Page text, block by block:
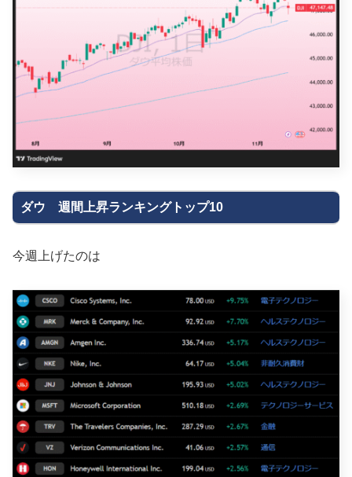
ダウ 週間上昇ランキングトップ10
今週上げたのは